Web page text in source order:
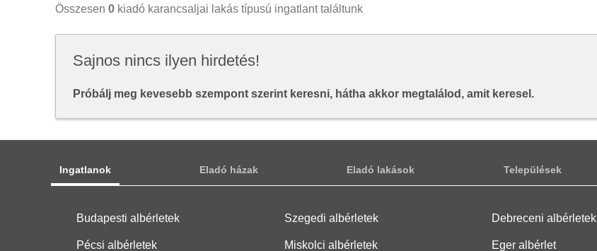
Összesen 0 kiadó karancsaljai lakás típusú ingatlant találtunk
Sajnos nincs ilyen hirdetés!
Próbálj meg kevesebb szempont szerint keresni, hátha akkor megtalálod, amit keresel.
Ingatlanok Eladó házak Eladó lakások Települések
Budapesti albérletek Szegedi albérletek Debreceni albérletek
Pécsi albérletek Miskolci albérletek Eger albérlet